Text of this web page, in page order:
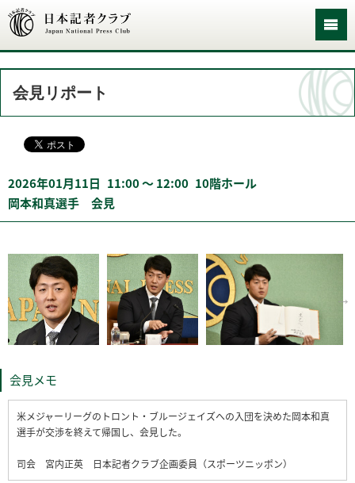
会見リポート
2026年01月11日 11:00 〜 12:00 10階ホール
岡本和真選手 会見
会見メモ
米メジャーリーグのトロント・ブルージェイズへの入団を決めた岡本和真
選手が交渉を終えて帰国し、会見した。
司会 宮内正英 日本記者クラブ企画委員（スポーツニッポン）